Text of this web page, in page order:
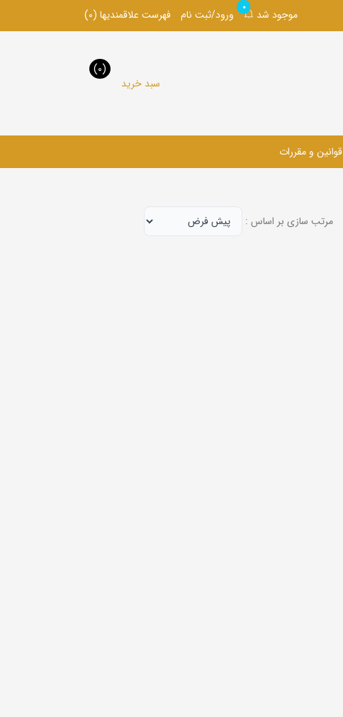
موجود شد
0
ورود/ثبت نام فهرست علاقمندیها (0)
سبد خرید
(0)
قوانین و مقررات
مرتب سازی بر اساس :